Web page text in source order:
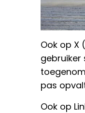
Ook op X
gebruiker
pas
Ook op